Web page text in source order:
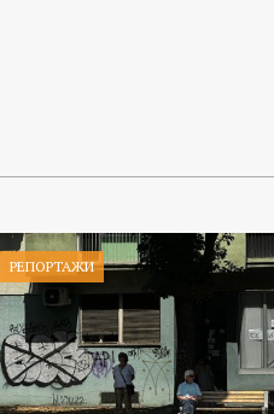
РЕПОРТАЖИ